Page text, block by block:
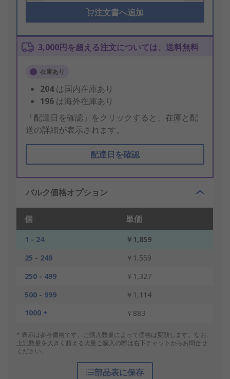
注文書へ追加
3,000円を超える注文については、送料無料
在庫あり
204は国内在庫あり
196 は海外在庫あり
「配達日を確認」をクリックすると、在庫と配
送の詳細が表示されます。
配達日を確認
バルク価格オプション
個 単価
1 - 24
￥1,859
25 - 249
￥1,559
250 - 499
￥1,327
500 - 999
￥1,114
1000 +
￥883
* 表示は参考価格です。ご購入数量によって価格は変動します。なお、
上記数量を大きく超える大量ご購入の際は右下チャットからお問合せ
ください。
部品表に保存